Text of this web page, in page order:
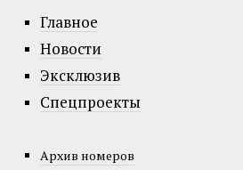
Главное
Новости
Эксклюзив
Спецпроекты
Архив номеров